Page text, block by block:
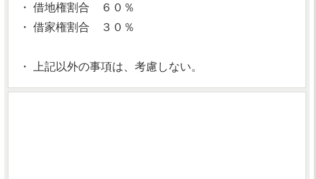
・ 借地権割合 ６０％
・ 借家権割合 ３０％
・ 上記以外の事項は、考慮しない。